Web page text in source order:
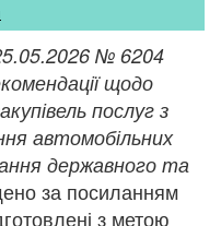
№ 6204
щодо
послуг з
автомобільних
державного та
за посиланням
з метою